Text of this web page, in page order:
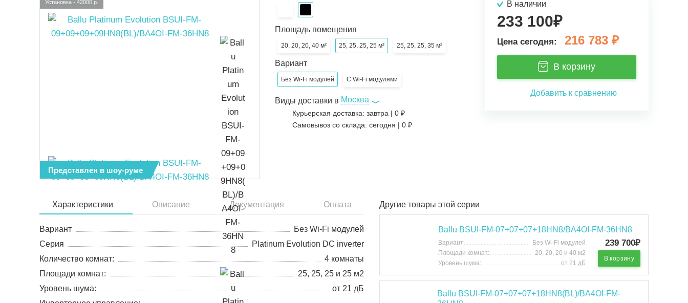
Установка - 42000 р.
Представлен в шоу-руме
Площадь помещения
20, 20, 20, 40 м² 25, 25, 25, 25 м² 25, 25, 25, 35 м²
Вариант
Без Wi-Fi модулей С Wi-Fi модулями
Виды доставки в Москва
Курьерская доставка: завтра | 0 ₽
Самовывоз со склада: сегодня | 0 ₽
В наличии
233 100₽
Цена сегодня: 216 783 ₽
В корзину
Добавить к сравнению
Характеристики Описание Документация Оплата
Вариант
Без Wi-Fi модулей
Серия
Platinum Evolution DC inverter
Количество комнат:
4 комнаты
Площади комнат:
25, 25, 25 и 25 м2
Уровень шума:
от 21 дБ
Другие товары этой серии
Ballu BSUI-FM-07+07+07+18HN8/BA4OI-FM-36HN8
Вариант
Без Wi-Fi модулей
Площади комнат:
20, 20, 20 и 40 м2
Уровень шума:
от 21 дБ
239 700₽
В корзину
Ballu BSUI-FM-07+07+07+18HN8(BL)/BA4OI-FM-